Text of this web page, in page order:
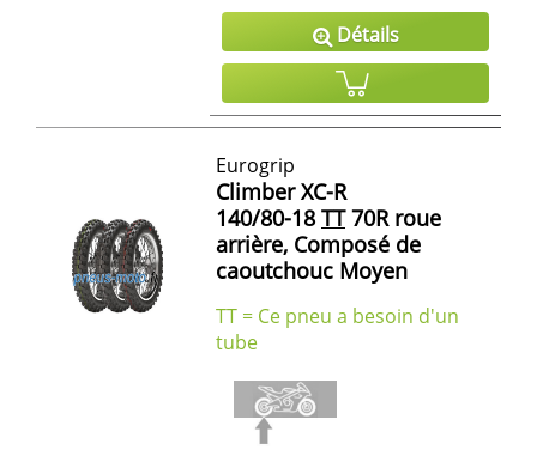
Détails
Eurogrip
Climber XC-R
140/80-18 TT70R roue
arrière, Composé de
caoutchouc Moyen
TT = Ce pneu a besoin d'un
tube